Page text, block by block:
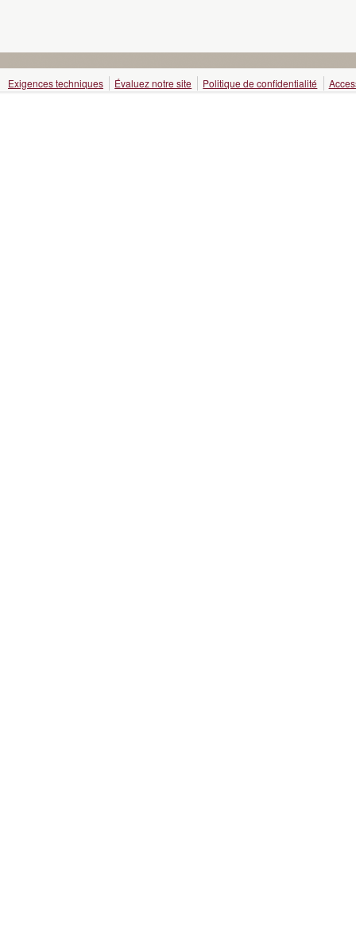
Exigences techniques Évaluez notre site Politique de confidentialité